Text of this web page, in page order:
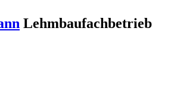
Lehmbaufachbetrieb